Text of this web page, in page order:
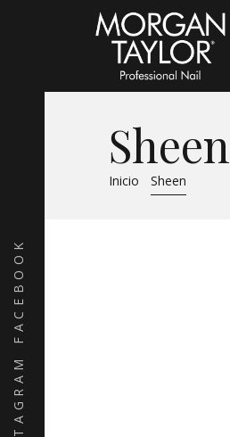
FACEBOOK
INSTAGRAM
Sheen
Inicio Sheen